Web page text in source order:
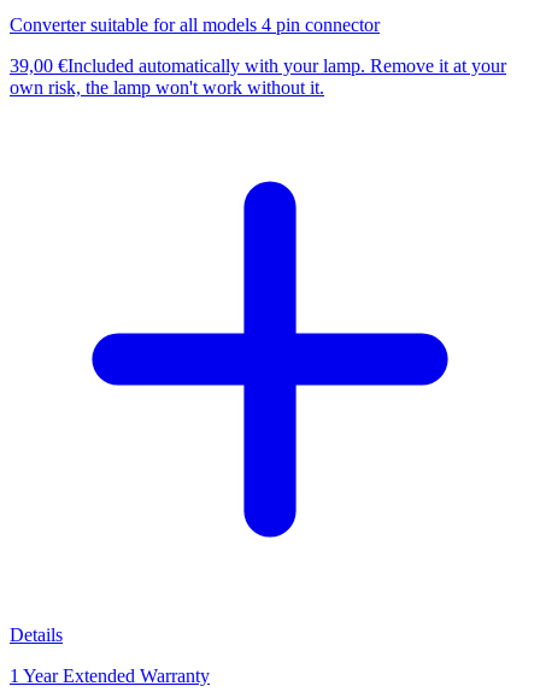
Converter suitable for all models 4 pin connector
39,00 €Included automatically with your lamp. Remove it at your
own risk, the lamp won't work without it.
Details
1 Year Extended Warranty